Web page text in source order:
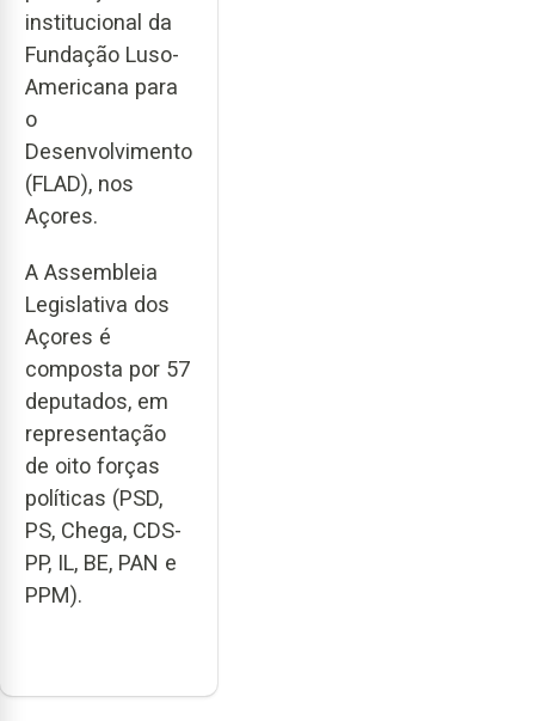
institucional da
Fundação Luso-
Americana para
o
Desenvolvimento
(FLAD), nos
Açores.
A Assembleia
Legislativa dos
Açores é
composta por 57
deputados, em
representação
de oito forças
políticas (PSD,
PS, Chega, CDS-
PP, IL, BE, PAN e
PPM).